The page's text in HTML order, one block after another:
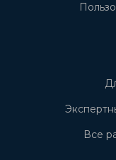
Все